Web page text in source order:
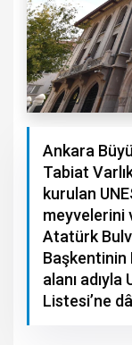
Ankara
Tabiat
kurulan
meyvelerini
Atatürk
Başkentinin
alanı adıyla
Listesi’ne